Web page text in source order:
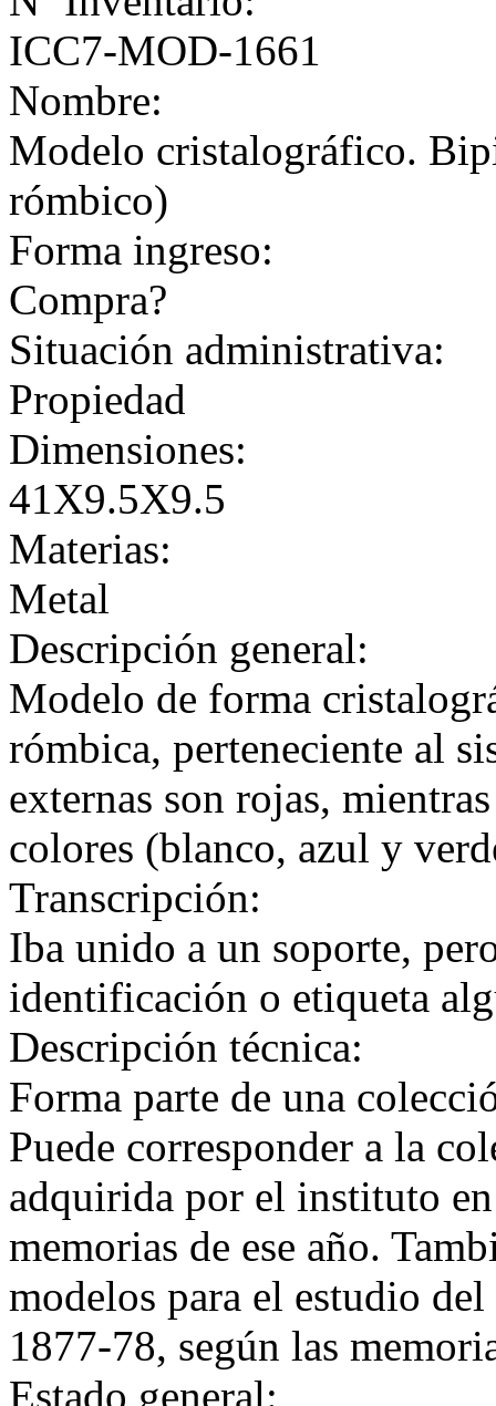
ICC7-MOD-1661
Nombre:
Modelo cristalográfico.
rómbico)
Forma ingreso:
Compra?
Situación administrativa:
Propiedad
Dimensiones:
41X9.5X9.5
Materias:
Metal
Descripción general:
Modelo de forma
rómbica, perteneciente al
externas son rojas,
colores (blanco, azul y
Transcripción:
Iba unido a un soporte,
identificación o etiqueta
Descripción técnica:
Forma parte de una
Puede corresponder a la
adquirida por el instituto
memorias de ese año.
modelos para el estudio
1877-78, según las
Estado general: